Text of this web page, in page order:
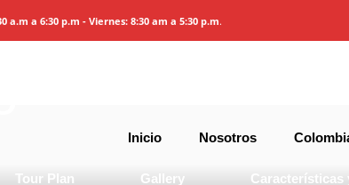
a.m a 6:30 p.m - Viernes: 8:30 am a 5:30 p.m.
Inicio Nosotros
Sao Paulo,
Tour Plan Gallery Características